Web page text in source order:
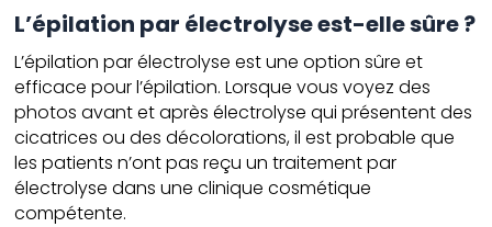
L’épilation par électrolyse est-elle sûre ?
L’épilation par électrolyse est une option sûre et
efficace pour l’épilation. Lorsque vous voyez des
photos avant et après électrolyse qui présentent des
cicatrices ou des décolorations, il est probable que
les patients n’ont pas reçu un traitement par
électrolyse dans une clinique cosmétique
compétente.